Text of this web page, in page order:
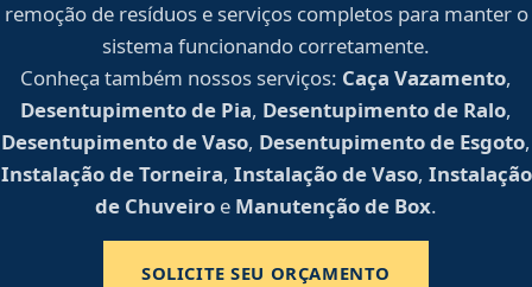
remoção de resíduos e serviços completos para manter o
sistema funcionando corretamente.
Conheça também nossos serviços: Caça Vazamento,
Desentupimento de Pia, Desentupimento de Ralo,
Desentupimento de Vaso, Desentupimento de Esgoto,
Instalação de Torneira, Instalação de Vaso, Instalação
de Chuveiro e Manutenção de Box.
SOLICITE SEU ORÇAMENTO